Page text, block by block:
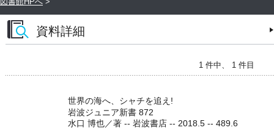
資料詳細
1 件中、 1 件目
世界の海へ、シャチを追え!
岩波ジュニア新書 872
水口 博也／著 -- 岩波書店 -- 2018.5 -- 489.6